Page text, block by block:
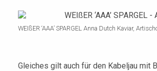
WEIßER ‘AAA’ SPARGEL Anna Dutch Kaviar,
Gleiches gilt auch für den Kabeljau mit